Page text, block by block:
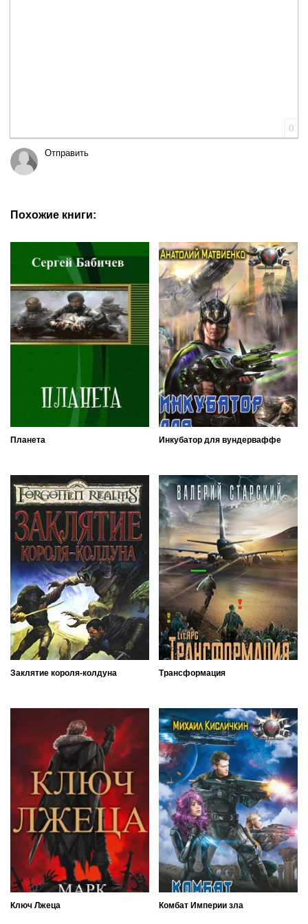
0
Отправить
Похожие книги:
Планета Инкубатор для вундерваффе
Заклятие короля-колдуна Трансформация
Ключ Лжеца Комбат Империи зла